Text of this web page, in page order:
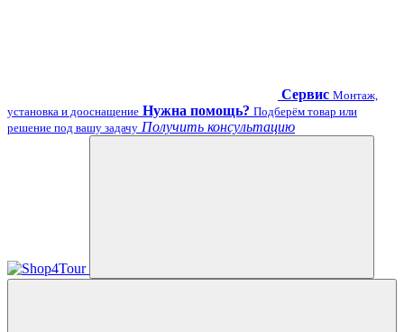
Сервис Монтаж,
установка и дооснащение Нужна помощь? Подберём товар или
решение под вашу задачу Получить консультацию